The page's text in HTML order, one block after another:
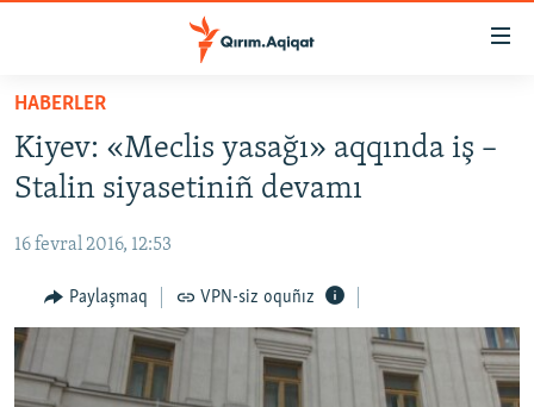
Esas
qaytmaq
Baş
qaytmaq
qaytmaq
SİYASET
İQTİSADİYAT
CEMİYET
MEDENİYET
İNSAN AQLARI
VİDEO
HABERLER
Kiyev: «Meclis yasağı» aqqında iş –
Stalin siyasetiniñ devamı
16 fevral 2016, 12:53
Paylaşmaq VPN-siz oquñız